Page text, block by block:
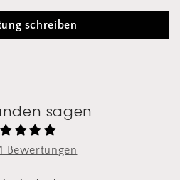
schreiben
sagen
Bewertungen